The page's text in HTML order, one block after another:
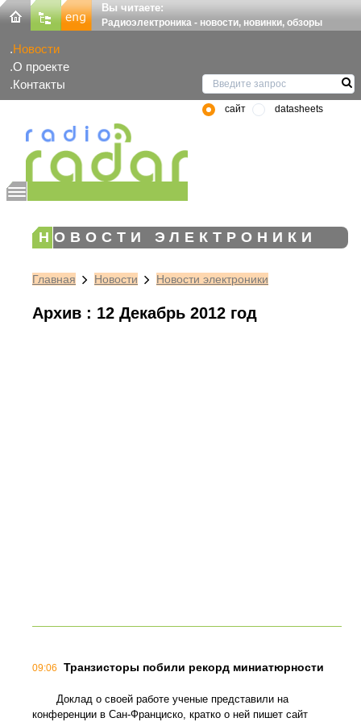
Вы читаете:
Радиоэлектроника - новости, новинки, обзоры
Новости
О проекте
Контакты
сайт datasheets
НОВОСТИ ЭЛЕКТРОНИКИ
Главная Новости Новости электроники
Архив : 12 Декабрь 2012 год
09:06 Транзисторы побили рекорд миниатюрности
Доклад о своей работе ученые представили на
конференции в Сан-Франциско, кратко о ней пишет сайт